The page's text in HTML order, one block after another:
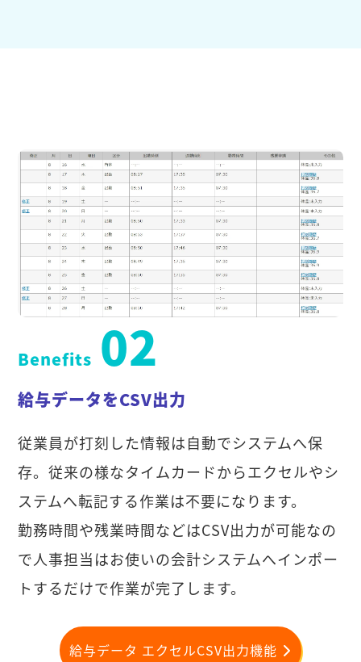
Benefits 02
給与データをCSV出力
従業員が打刻した情報は自動でシステムへ保
存。従来の様なタイムカードからエクセルやシ
ステムへ転記する作業は不要になります。
勤務時間や残業時間などはCSV出力が可能なの
で人事担当はお使いの会計システムへインポー
トするだけで作業が完了します。
給与データ エクセルCSV出力機能